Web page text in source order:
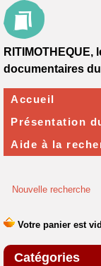
Nouvelle recherche
Catégories
documentaires
Accueil
Présentation
Aide à la